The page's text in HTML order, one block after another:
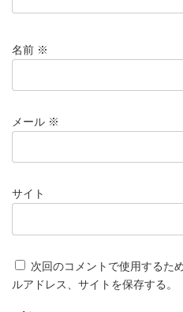
名前 ※
メール ※
サイト
次回のコメントで使用するた
ルアドレス、サイトを保存する。